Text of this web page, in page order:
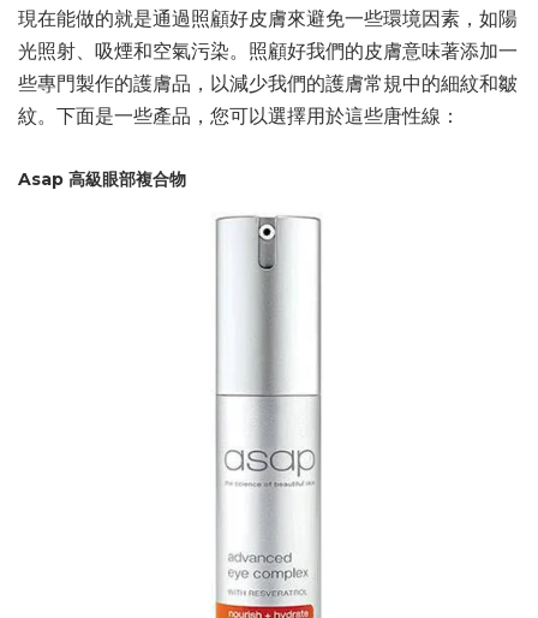
現在能做的就是通過照顧好皮膚來避免一些環境因素，如陽
光照射、吸煙和空氣污染。照顧好我們的皮膚意味著添加一
些專門製作的護膚品，以減少我們的護膚常規中的細紋和皺
紋。下面是一些產品，您可以選擇用於這些唐性線：
Asap 高級眼部複合物